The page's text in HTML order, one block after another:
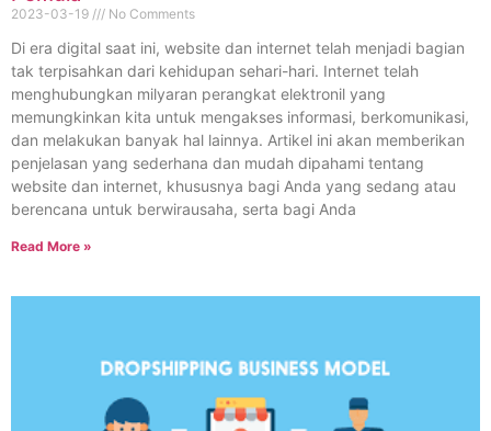
2023-03-19 No Comments
Di era digital saat ini, website dan internet telah menjadi bagian
tak terpisahkan dari kehidupan sehari-hari. Internet telah
menghubungkan milyaran perangkat elektronil yang
memungkinkan kita untuk mengakses informasi, berkomunikasi,
dan melakukan banyak hal lainnya. Artikel ini akan memberikan
penjelasan yang sederhana dan mudah dipahami tentang
website dan internet, khususnya bagi Anda yang sedang atau
berencana untuk berwirausaha, serta bagi Anda
Read More »